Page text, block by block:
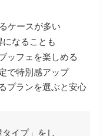
ケースが多い
なることも
ッフェを楽しめる
で特別感アップ
プランを選ぶと安心
イプ」をし